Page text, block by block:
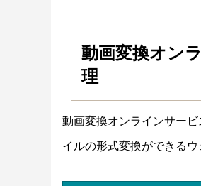
動画変換オン
理
動画変換オンラインサー
イルの形式変換ができる